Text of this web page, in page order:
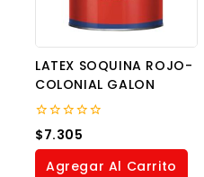
LATEX SOQUINA ROJO-
COLONIAL GALON
0
out
of
$7.305
Agregar Al Carrito